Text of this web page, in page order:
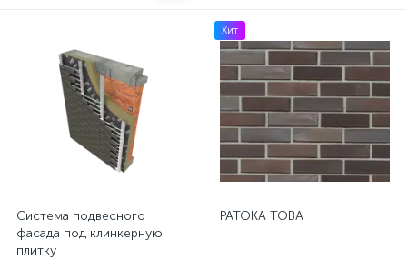
Система подвесного
фасада под клинкерную
плитку
Хит
PATOKA TOBA